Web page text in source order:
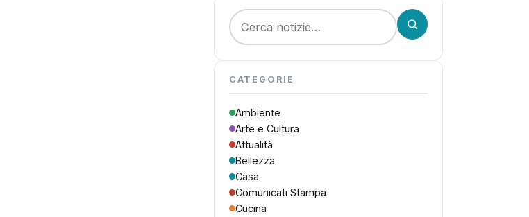
Cerca:
CATEGORIE
Ambiente
Arte e Cultura
Attualità
Bellezza
Casa
Comunicati Stampa
Cucina